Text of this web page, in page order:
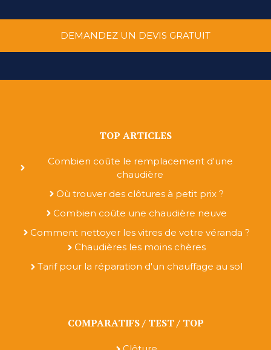
DEMANDEZ UN DEVIS GRATUIT
TOP ARTICLES
Combien coûte le remplacement d'une
chaudière
Où trouver des clôtures à petit prix ?
Combien coûte une chaudière neuve
Comment nettoyer les vitres de votre véranda ?
Chaudières les moins chères
Tarif pour la réparation d'un chauffage au sol
COMPARATIFS / TEST / TOP